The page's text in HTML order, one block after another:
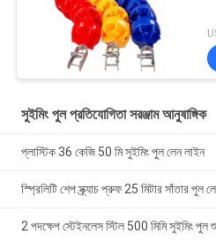
সুইমিং পুল প্রতিযোগিতা সরঞ্জাম আনুষাঙ্গিক
প্লাস্টিক 36 কেজি 50 মি সুইমিং পুল লেন লাইন
স্প্রিলিটি শেপ স্ক্র্যাচ প্রুফ 25 মিটার সাঁতার পুল
2 পদক্ষেপ স্টেইনলেস স্টিল 500 মিমি সুইমিং পুল